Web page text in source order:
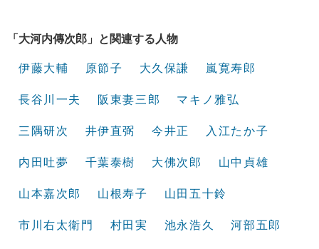
「大河内傳次郎」と関連する人物
伊藤大輔 原節子 大久保謙 嵐寛寿郎
長谷川一夫 阪東妻三郎 マキノ雅弘
三隅研次 井伊直弼 今井正 入江たか子
内田吐夢 千葉泰樹 大佛次郎 山中貞雄
山本嘉次郎 山根寿子 山田五十鈴
市川右太衛門 村田実 池永浩久 河部五郎